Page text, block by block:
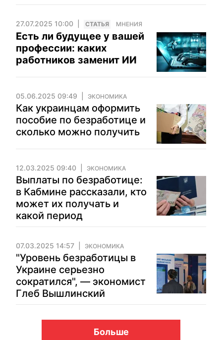
27.07.2025 10:00 CТАТЬЯ МНЕНИЯ
Есть ли будущее у вашей
профессии: каких
работников заменит ИИ
05.06.2025 09:49 ЭКОНОМИКА
Как украинцам оформить
пособие по безработице и
сколько можно получить
12.03.2025 09:40 ЭКОНОМИКА
Выплаты по безработице:
в Кабмине рассказали, кто
может их получать и
какой период
07.03.2025 14:57 ЭКОНОМИКА
"Уровень безработицы в
Украине серьезно
сократился", — экономист
Глеб Вышлинский
Больше